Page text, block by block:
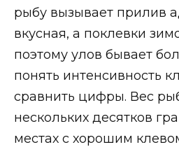
рыбу вызывает прилив
вкусная, а поклевки
поэтому улов бывает
понять интенсивность
сравнить цифры. Вес
нескольких десятков
местах с хорошим